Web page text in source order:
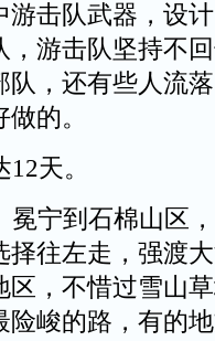
击队武器，设
，游击队坚持不
，还有些人流
的。
天。
宁到石棉山区
择往左走，强渡
区，不惜过雪山
峻的路，有的